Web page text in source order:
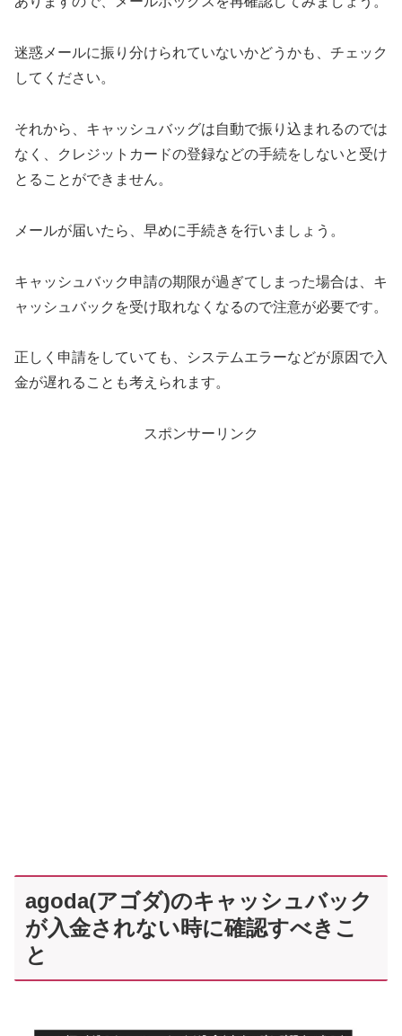
迷惑メールに振り分けられていないかどうかも、チェック
してください。
それから、キャッシュバッグは自動で振り込まれるのでは
なく、クレジットカードの登録などの手続をしないと受け
とることができません。
メールが届いたら、早めに手続きを行いましょう。
キャッシュバック申請の期限が過ぎてしまった場合は、キ
ャッシュバックを受け取れなくなるので注意が必要です。
正しく申請をしていても、システムエラーなどが原因で入
金が遅れることも考えられます。
スポンサーリンク
agoda(アゴダ)のキャッシュバック
が入金されない時に確認すべきこ
と